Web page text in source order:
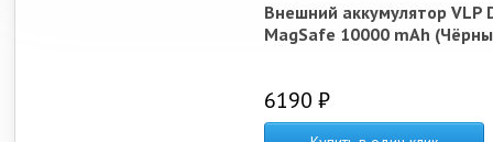
Внешний аккумулятор VLP
MagSafe 10000 mAh
6190 ₽